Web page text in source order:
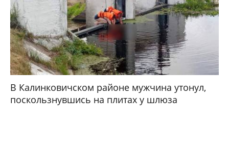
В Калинковичском районе мужчина утонул,
поскользнувшись на плитах у шлюза